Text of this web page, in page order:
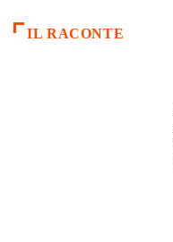
IL RACONTE